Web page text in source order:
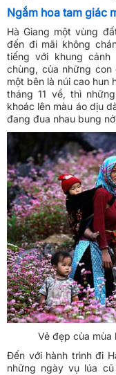
Ngắm hoa tam giác
Hà Giang một vùng
đến đi mãi không
tiếng với khung
chùng, của những
một bên là núi cao hun
tháng 11 về, thì
khoác lên màu áo dịu
đang đua nhau bung
Vẻ đẹp của mùa
Đến với hành trình đi
những ngày vụ lúa